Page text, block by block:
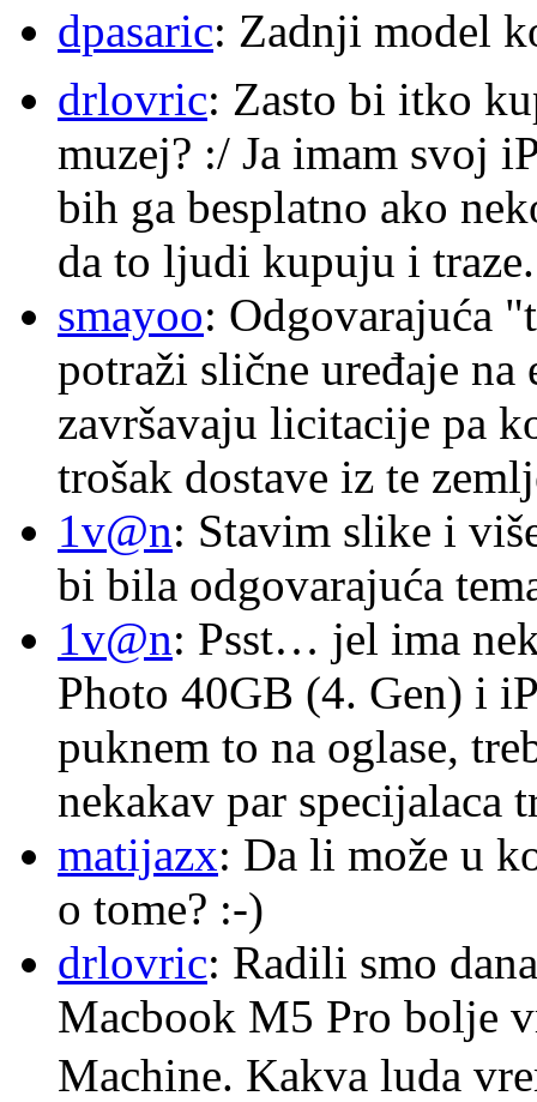
dpasaric: Zadnji model
drlovric: Zasto bi itko
muzej? :/ Ja imam svoj
bih ga besplatno ako
da to ljudi kupuju i traze.
smayoo: Odgovarajuća
potraži slične uređaje
završavaju licitacije pa
trošak dostave iz te
1v@n: Stavim slike i
bi bila odgovarajuća
1v@n: Psst… jel ima
Photo 40GB (4. Gen) i
puknem to na oglase,
nekakav par
matijazx: Da li može u
o tome? :-)
drlovric: Radili smo
Macbook M5 Pro bolje
Machine. Kakva luda